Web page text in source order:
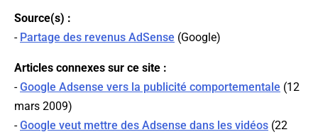
Source(s) :
- Partage des revenus AdSense (Google)
Articles connexes sur ce site :
-Google Adsense vers la publicité comportementale (12
mars 2009)
-Google veut mettre des Adsense dans les vidéos (22